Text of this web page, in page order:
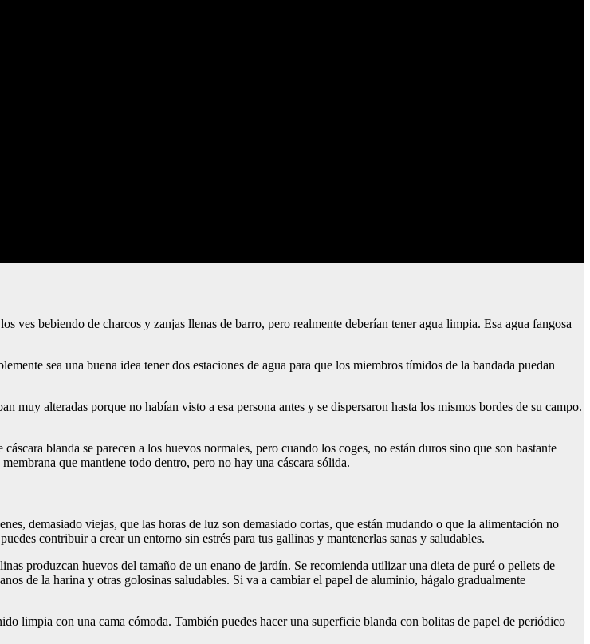
ves bebiendo de charcos y zanjas llenas de barro, pero realmente deberían tener agua limpia. Esa agua fangosa
sea una buena idea tener dos estaciones de agua para que los miembros tímidos de la bandada puedan
alteradas porque no habían visto a esa persona antes y se dispersaron hasta los mismos bordes de su campo.
blanda se parecen a los huevos normales, pero cuando los coges, no están duros sino que son bastante
que mantiene todo dentro, pero no hay una cáscara sólida.
demasiado viejas, que las horas de luz son demasiado cortas, que están mudando o que la alimentación no
contribuir a crear un entorno sin estrés para tus gallinas y mantenerlas sanas y saludables.
produzcan huevos del tamaño de un enano de jardín. Se recomienda utilizar una dieta de puré o pellets de
de la harina y otras golosinas saludables. Si va a cambiar el papel de aluminio, hágalo gradualmente
limpia con una cama cómoda. También puedes hacer una superficie blanda con bolitas de papel de periódico